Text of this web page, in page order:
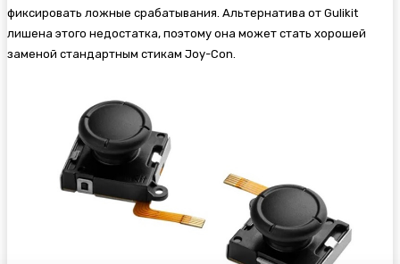
фиксировать ложные срабатывания. Альтернатива от Gulikit
лишена этого недостатка, поэтому она может стать хорошей
заменой стандартным стикам Joy-Con.